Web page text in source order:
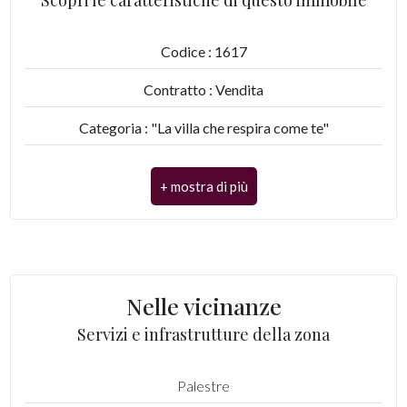
Codice : 1617
Contratto : Vendita
Categoria : "La villa che respira come te"
Indirizzo : Via Giuseppe Verdi
Comune : Buggiano
Bagni : 3
Numero posti auto scoperti : 2
Nelle vicinanze
Servizi e infrastrutture della zona
Palestre
Giardino
Posto auto/Box